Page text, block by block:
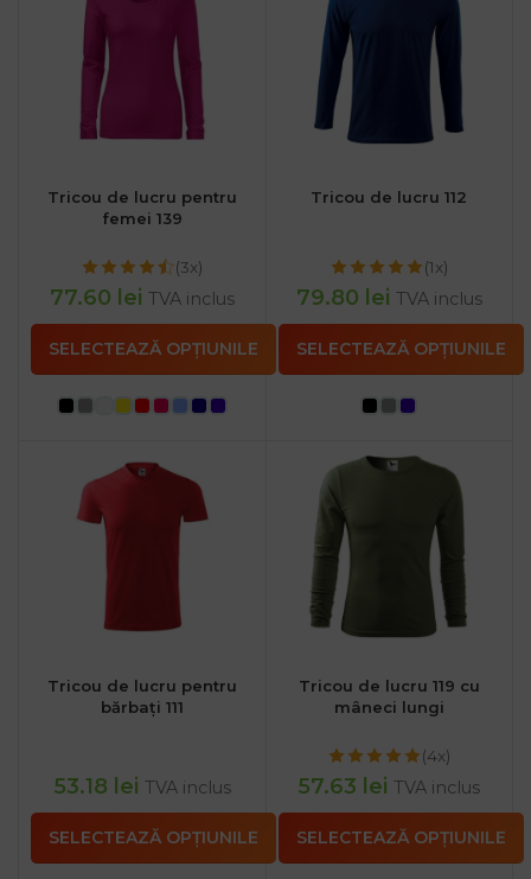
Tricou de lucru pentru
femei 139
(3x)
77.60 lei TVA inclus
SELECTEAZĂ OPȚIUNILE
Tricou de lucru 112
(1x)
79.80 lei TVA inclus
SELECTEAZĂ OPȚIUNILE
Tricou de lucru pentru
bărbați 111
53.18 lei TVA inclus
SELECTEAZĂ OPȚIUNILE
Tricou de lucru 119 cu
mâneci lungi
(4x)
57.63 lei TVA inclus
SELECTEAZĂ OPȚIUNILE